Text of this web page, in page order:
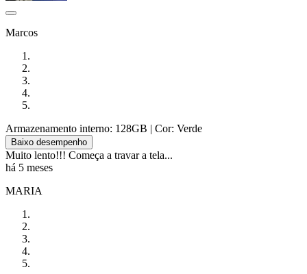
Marcos
Armazenamento interno: 128GB | Cor: Verde
Baixo desempenho
Muito lento!!! Começa a travar a tela...
há 5 meses
MARIA